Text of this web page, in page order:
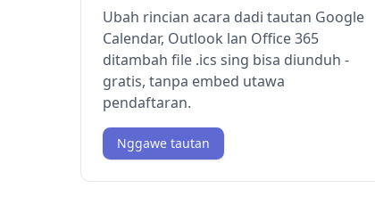
Ubah rincian acara dadi tautan Google
Calendar, Outlook lan Office 365
ditambah file .ics sing bisa diunduh -
gratis, tanpa embed utawa
pendaftaran.
Nggawe tautan